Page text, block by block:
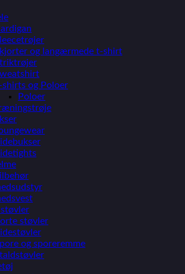
og langærmede t-shirt
shirts og Poloer
Poloer
støvler
og sporeremme